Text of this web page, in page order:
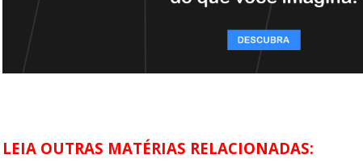
LEIA OUTRAS MATÉRIAS RELACIONADAS: